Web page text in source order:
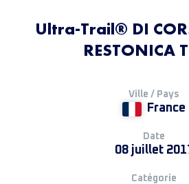
Ultra-Trail® DI
RESTONICA
Ville / Pays
France
Date
08 juillet
Catégorie